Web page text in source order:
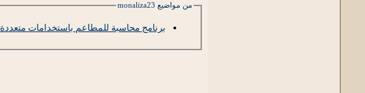
من مواضيع monaliza23
برنامج محاسبة للمطاعم باستخدامات متعددة